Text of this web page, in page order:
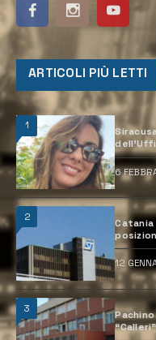
ARTICOLI PIÙ LETTI
1
6
2
12
3